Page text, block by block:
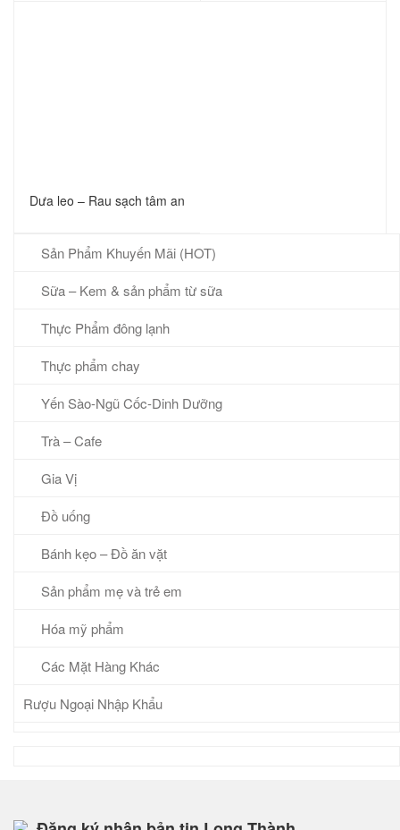
Sản Phẩm Khuyến Mãi (HOT)
Sữa – Kem & sản phẩm từ sữa
Thực Phẩm đông lạnh
Thực phẩm chay
Yến Sào-Ngũ Cốc-Dinh Dưỡng
Trà – Cafe
Gia Vị
Đồ uống
Bánh kẹo – Đồ ăn vặt
Sản phẩm mẹ và trẻ em
Hóa mỹ phẩm
Các Mặt Hàng Khác
Rượu Ngoại Nhập Khẩu
Dưa leo – Rau sạch tâm an